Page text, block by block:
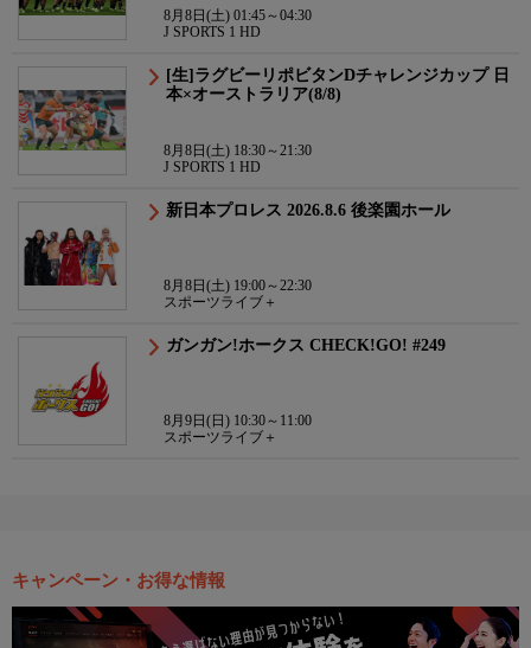
8月8日(土) 01:45～04:30
J SPORTS 1 HD
[生]ラグビーリポビタンDチャレンジカップ 日
本×オーストラリア(8/8)
8月8日(土) 18:30～21:30
J SPORTS 1 HD
新日本プロレス 2026.8.6 後楽園ホール
8月8日(土) 19:00～22:30
スポーツライブ＋
ガンガン!ホークス CHECK!GO! #249
8月9日(日) 10:30～11:00
スポーツライブ＋
キャンペーン・お得な情報